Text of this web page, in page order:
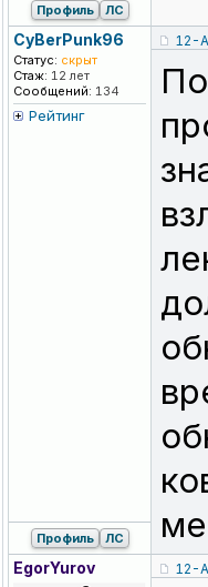
Профиль ЛС
CyBerPunk96
Статус: скрыт
Стаж: 12 лет
Сообщений: 134
Рейтинг
12-
Профиль ЛС
EgorYurov 12-